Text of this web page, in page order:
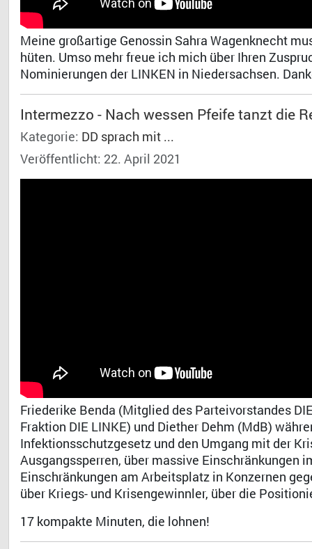
Meine großartige Genossin Sahra Wagenknecht
hüten. Umso mehr freue ich mich über Ihren
Nominierungen der LINKEN in Niedersachsen.
Intermezzo - Nach wessen Pfeife tanzt die
Kategorie: DD sprach mit ...
Veröffentlicht: 22. April 2021
Friederike Benda (Mitglied des Parteivorstandes
Fraktion DIE LINKE) und Diether Dehm (MdB)
Infektionsschutzgesetz und den Umgang mit der
Ausgangssperren, über massive Einschränkungen
Einschränkungen am Arbeitsplatz in Konzernen
über Kriegs- und Krisengewinnler, über die
17 kompakte Minuten, die lohnen!